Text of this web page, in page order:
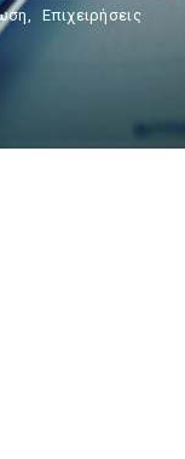
, Επιχειρήσεις